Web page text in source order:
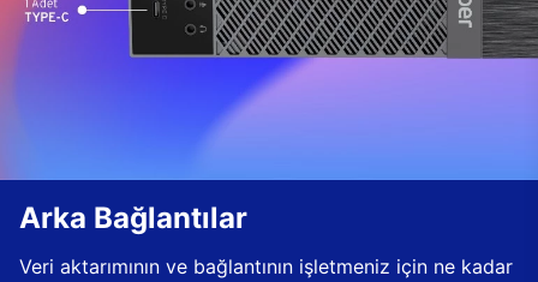
Arka Bağlantılar
Veri aktarımının ve bağlantının işletmeniz için ne kadar